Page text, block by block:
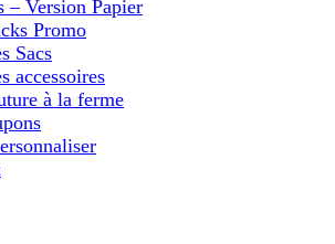
– Version Papier
Promo
Sacs
accessoires
à la ferme